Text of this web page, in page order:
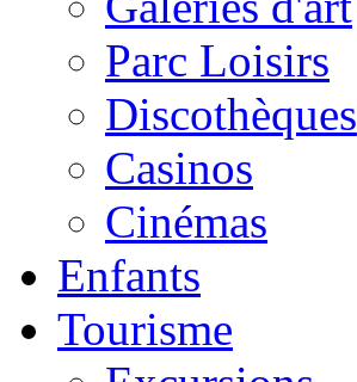
Parc Loisirs
Discothèques
Casinos
Cinémas
Enfants
Tourisme